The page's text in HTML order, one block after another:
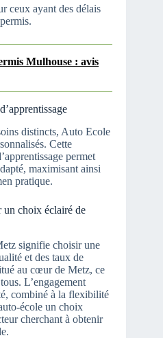
ceux ayant des délais
Mulhouse : avis
distincts, Auto Ecole
Cette
permet
maximisant ainsi
pratique.
un choix éclairé de
signifie choisir une
et des taux de
au cœur de Metz, ce
L’engagement
combiné à la flexibilité
école un choix
cherchant à obtenir